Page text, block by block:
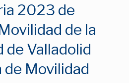
2023 de
de la
de Valladolid
de Movilidad